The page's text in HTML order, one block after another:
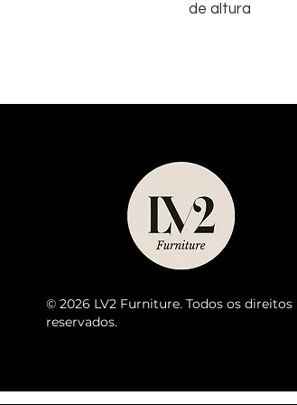
de altura
© 2026 LV2 Furniture. Todos os direitos
reservados.